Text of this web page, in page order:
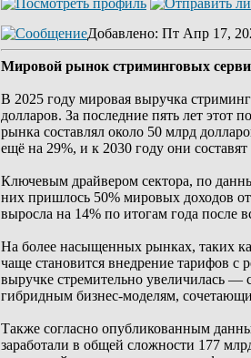
Добавлено: Пт Апр 17,
Мировой рынок стриминговых
В 2025 году мировая выручка
долларов. За последние пять лет этот
рынка составлял около 50 млрд
ещё на 29%, и к 2030 году они
Ключевым драйвером сектора, по
них пришлось 50% мировых доходов
выросла на 14% по итогам года после
На более насыщенных рынках, таких
чаще становится внедрение тарифов с
выручке стремительно увеличилась —
гибридным бизнес‑моделям,
Также согласно опубликованным
заработали в общей сложности 177